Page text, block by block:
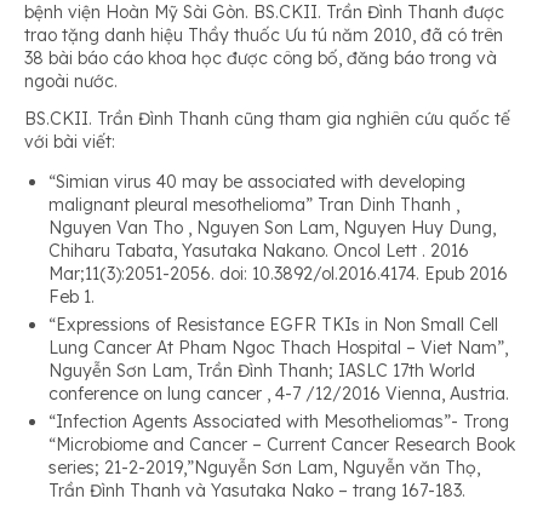
bệnh viện Hoàn Mỹ Sài Gòn. BS.CKII. Trần Đình Thanh được
trao tặng danh hiệu Thầy thuốc Ưu tú năm 2010, đã có trên
38 bài báo cáo khoa học được công bố, đăng báo trong và
ngoài nước.
BS.CKII. Trần Đình Thanh cũng tham gia nghiên cứu quốc tế
với bài viết:
“Simian virus 40 may be associated with developing
malignant pleural mesothelioma” Tran Dinh Thanh ,
Nguyen Van Tho , Nguyen Son Lam, Nguyen Huy Dung,
Chiharu Tabata, Yasutaka Nakano. Oncol Lett . 2016
Mar;11(3):2051-2056. doi: 10.3892/ol.2016.4174. Epub 2016
Feb 1.
“Expressions of Resistance EGFR TKIs in Non Small Cell
Lung Cancer At Pham Ngoc Thach Hospital – Viet Nam”,
Nguyễn Sơn Lam, Trần Đình Thanh; IASLC 17th World
conference on lung cancer , 4-7 /12/2016 Vienna, Austria.
“Infection Agents Associated with Mesotheliomas”- Trong
“Microbiome and Cancer – Current Cancer Research Book
series; 21-2-2019,”Nguyễn Sơn Lam, Nguyễn văn Thọ,
Trần Đình Thanh và Yasutaka Nako – trang 167-183.